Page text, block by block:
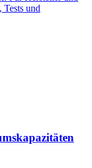
und